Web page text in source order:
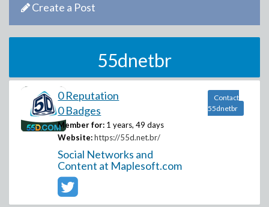
Create a Post
55dnetbr
0 Reputation
0 Badges
Member for: 1 years, 49 days
Website: https://55d.net.br/
Social Networks and
Content at Maplesoft.com
Contact
55dnetbr